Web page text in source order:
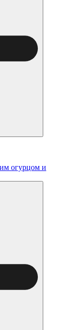
огурцом и